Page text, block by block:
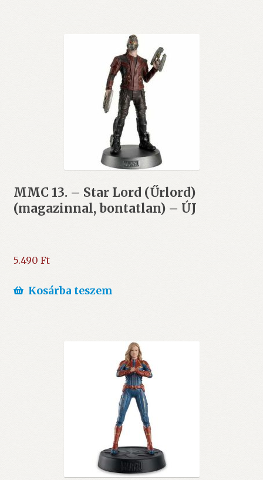
MMC 13. – Star Lord (Űrlord)
(magazinnal, bontatlan) – ÚJ
5.490 Ft
Kosárba teszem